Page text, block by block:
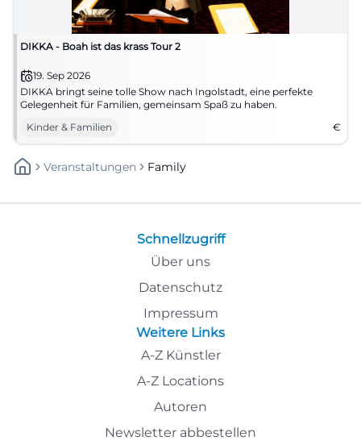
DIKKA - Boah ist das krass Tour 2
19. Sep 2026
DIKKA bringt seine tolle Show nach Ingolstadt, eine perfekte
Gelegenheit für Familien, gemeinsam Spaß zu haben.
Kinder & Familien
€
Veranstaltungen Family
Schnellzugriff
Über uns
Datenschutz
Impressum
Weitere Links
A-Z Künstler
A-Z Locations
Autoren
Newsletter abbestellen